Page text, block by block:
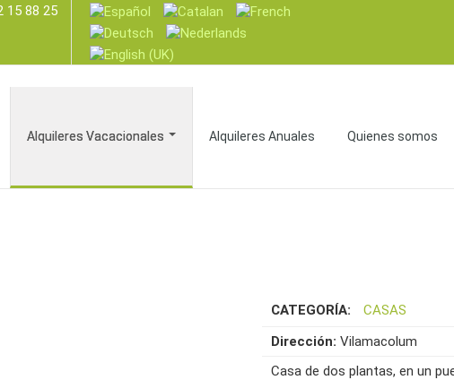
15 88 25
Alquileres Vacacionales Alquileres Anuales Quienes somos
CATEGORÍA:
CASAS
Dirección:Vilamacolum
Casa de dos plantas, en un